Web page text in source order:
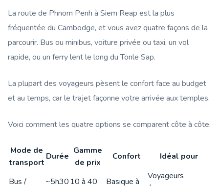
La route de Phnom Penh à Siem Reap est la plus
fréquentée du Cambodge, et vous avez quatre façons de la
parcourir. Bus ou minibus, voiture privée ou taxi, un vol
rapide, ou un ferry lent le long du Tonle Sap.
La plupart des voyageurs pèsent le confort face au budget
et au temps, car le trajet façonne votre arrivée aux temples.
Voici comment les quatre options se comparent côte à côte.
Mode de
transport
Durée
Gamme
de prix
Confort Idéal pour
Bus /
~5h30 10 à 40
Basique à
Voyageurs